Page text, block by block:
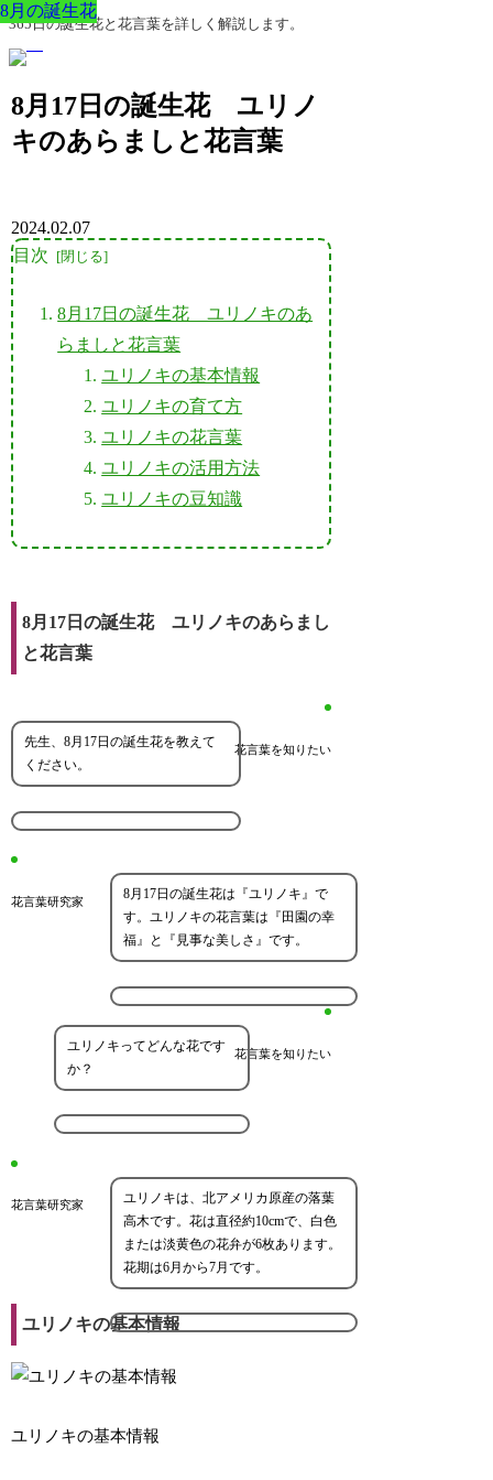
365日の誕生花と花言葉を詳しく解説します。
8月17日の誕生花 ユリノ
キのあらましと花言葉
8月の誕生花
2024.02.07
目次
8月17日の誕生花 ユリノキのあ
らましと花言葉
ユリノキの基本情報
ユリノキの育て方
ユリノキの花言葉
ユリノキの活用方法
ユリノキの豆知識
8月17日の誕生花 ユリノキのあらまし
と花言葉
花言葉を知りたい
先生、8月17日の誕生花を教えて
ください。
花言葉研究家
8月17日の誕生花は『ユリノキ』で
す。ユリノキの花言葉は『田園の幸
福』と『見事な美しさ』です。
花言葉を知りたい
ユリノキってどんな花です
か？
花言葉研究家
ユリノキは、北アメリカ原産の落葉
高木です。花は直径約10cmで、白色
または淡黄色の花弁が6枚あります。
花期は6月から7月です。
ユリノキの基本情報
ユリノキの基本情報
8月の誕生花
8月の誕生花
8月の誕生花
8月の誕生花
8月の誕生花
8月の誕生花